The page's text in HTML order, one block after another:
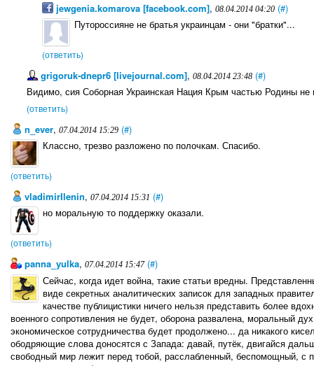
jewgenia.komarova [facebook.com],08.04.2014 04:20 (#)
Путороссияне не братья украинцам - они "братки"...
(ответить)
grigoruk-dnepr6 [livejournal.com], 08.04.2014 23:48 (#)
Видимо, сия Соборная Украинская Нация Крым частью Родины не
(ответить)
n_ever, 07.04.2014 15:29 (#)
Классно, трезво разложено по полочкам. Спасибо.
(ответить)
vladimirIlenin, 07.04.2014 15:31 (#)
но моральную то поддержку оказали.
(ответить)
panna_yulka, 07.04.2014 15:47 (#)
Сейчас, когда идет война, такие статьи вредны.
виде секретных аналитических записок для западных
качестве публицистики ничего нельзя представить более
военного сопротивления не будет, оборона развалена, моральный
экономическое сотрудничества будет продолжено... да никакого
ободряющие слова доносятся с Запада: давай, путёк, двигайся
свободный мир лежит перед тобой, расслабленный, беспомощный, с